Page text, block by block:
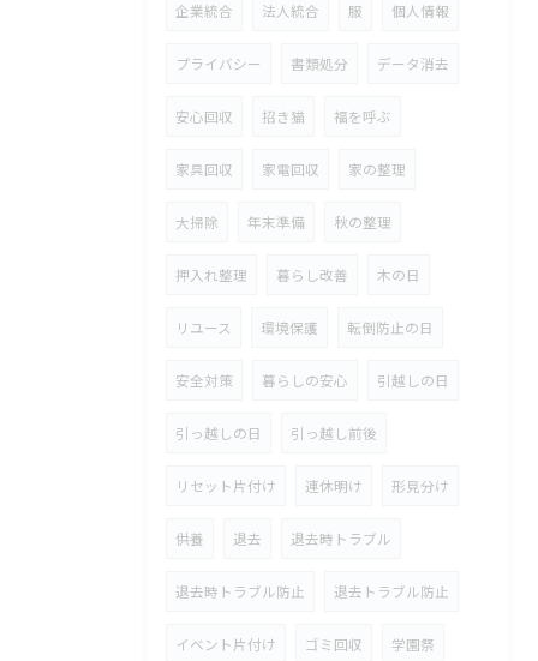
企業統合 法人統合 服 個人情報
プライバシー 書類処分 データ消去
安心回収 招き猫 福を呼ぶ
家具回収 家電回収 家の整理
大掃除 年末準備 秋の整理
押入れ整理 暮らし改善 木の日
リユース 環境保護 転倒防止の日
安全対策 暮らしの安心 引越しの日
引っ越しの日 引っ越し前後
リセット片付け 連休明け 形見分け
供養 退去 退去時トラブル
退去時トラブル防止 退去トラブル防止
イベント片付け ゴミ回収 学園祭